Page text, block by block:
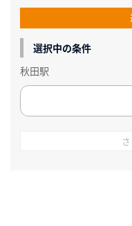
選択中の条件
秋田駅